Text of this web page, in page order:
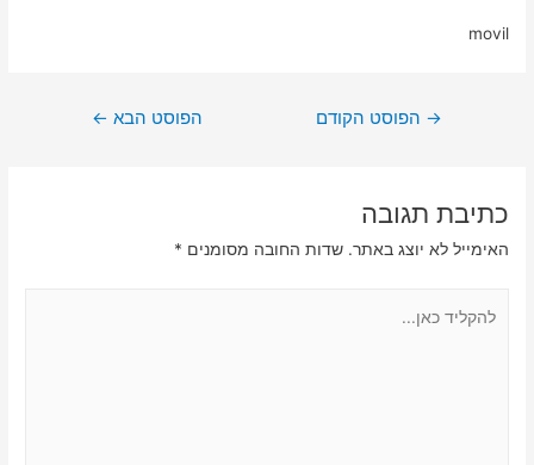
movil
ניווט
→ הפוסט הקודם הפוסט הבא ←
כתיבת תגובה
האימייל לא יוצג באתר. שדות החובה מסומנים *